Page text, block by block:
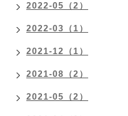
2022-05（2）
2022-03（1）
2021-12（1）
2021-08（2）
2021-05（2）